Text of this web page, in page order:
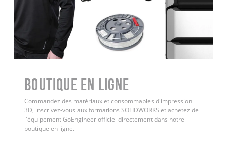
Boutique en ligne
Commandez des matériaux et consommables d'impression
3D, inscrivez-vous aux formations SOLIDWORKS et achetez de
l'équipement GoEngineer officiel directement dans notre
boutique en ligne.